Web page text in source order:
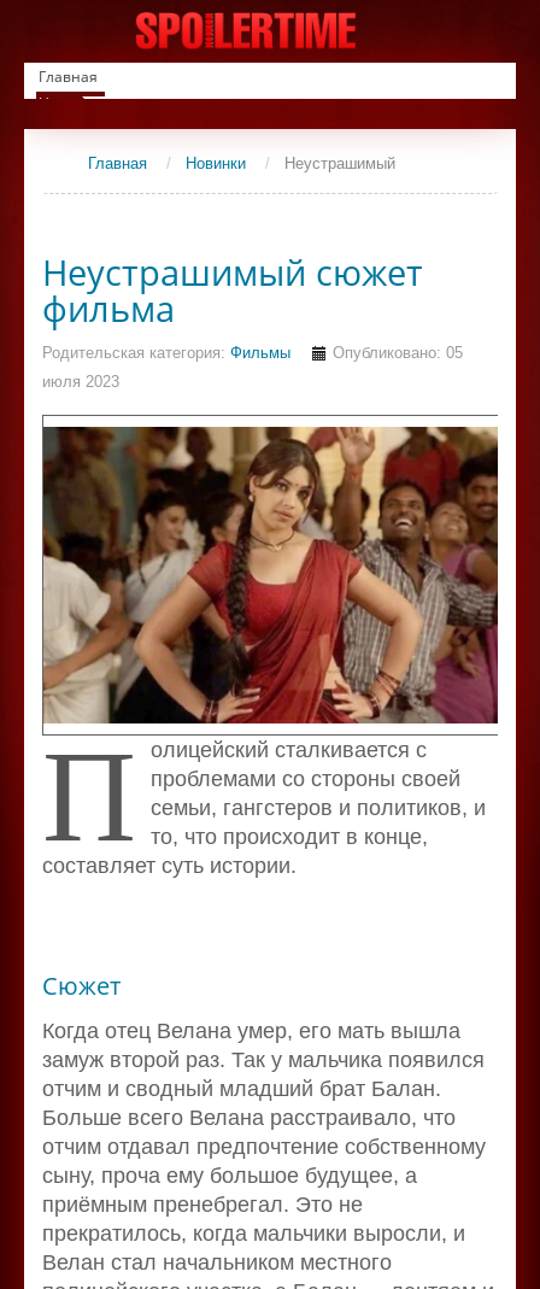
Главная
Новинки
Список фильмов
СериалыГлавная / Новинки / Неустрашимый
Неустрашимый сюжет
фильма
Родительская категория: Фильмы
Опубликовано: 05
июля 2023
П олицейский сталкивается с
проблемами со стороны своей
семьи, гангстеров и политиков, и
то, что происходит в конце,
составляет суть истории.
Сюжет
Когда отец Велана умер, его мать вышла
замуж второй раз. Так у мальчика появился
отчим и сводный младший брат Балан.
Больше всего Велана расстраивало, что
отчим отдавал предпочтение собственному
сыну, проча ему большое будущее, а
приёмным пренебрегал. Это не
прекратилось, когда мальчики выросли, и
Велан стал начальником местного